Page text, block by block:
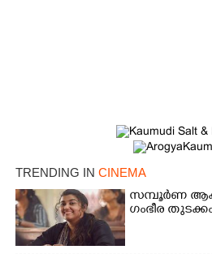
TRENDING IN CINEMA
സമ്പൂർണ
ഗംഭീര